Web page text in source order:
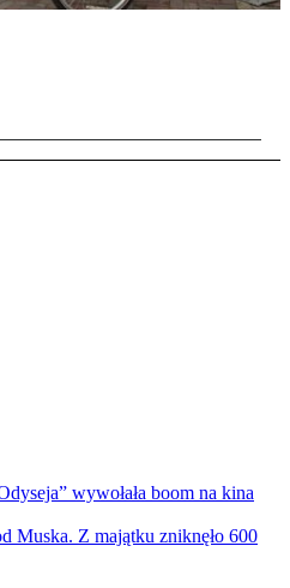
wywołała boom na kina
Muska. Z majątku zniknęło 600